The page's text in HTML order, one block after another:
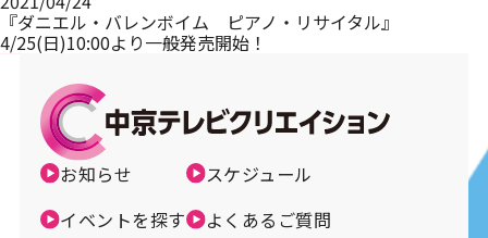
団体・法人の方へ
メルマガ登録
『ダニエル・バレンボイム ピアノ・リサイタル』
4/25(日)10:00より一般発売開始！
お知らせ
イベントを探す
スケジュール
よくあるご質問